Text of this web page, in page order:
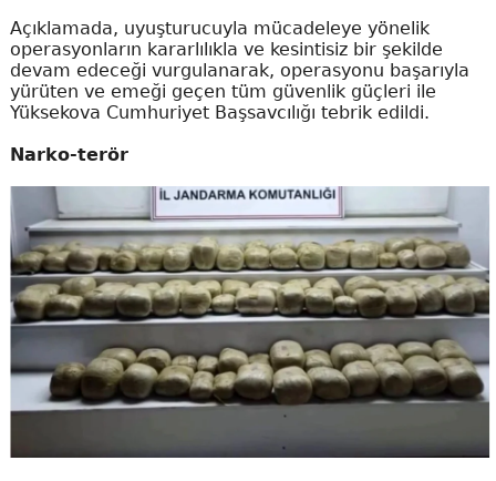
Açıklamada, uyuşturucuyla mücadeleye yönelik
operasyonların kararlılıkla ve kesintisiz bir şekilde
devam edeceği vurgulanarak, operasyonu başarıyla
yürüten ve emeği geçen tüm güvenlik güçleri ile
Yüksekova Cumhuriyet Başsavcılığı tebrik edildi.
Narko-terör